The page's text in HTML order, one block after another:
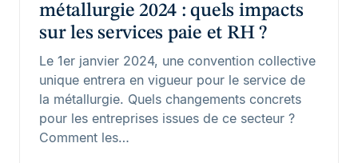
métallurgie 2024 : quels impacts
sur les services paie et RH ?
Le 1er janvier 2024, une convention collective
unique entrera en vigueur pour le service de
la métallurgie. Quels changements concrets
pour les entreprises issues de ce secteur ?
Comment les…